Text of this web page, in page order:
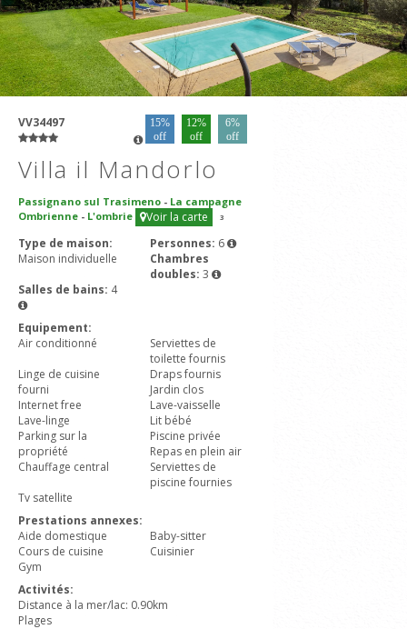
VV34497
15%
off
12%
off
6%
off
Villa il Mandorlo
Passignano sul Trasimeno - La campagne
Ombrienne - L'ombrie Voir la carte 3
Type de maison:
Maison individuelle
Personnes: 6
Chambres
doubles: 3
Salles de bains: 4
Equipement:
Air conditionné
Serviettes de
toilette fournis
Linge de cuisine
fourni
Draps fournis
Jardin clos
Internet free
Lave-vaisselle
Lave-linge
Lit bébé
Parking sur la
propriété
Piscine privée
Repas en plein air
Chauffage central
Serviettes de
piscine fournies
Tv satellite
Prestations annexes:
Aide domestique
Baby-sitter
Cours de cuisine
Cuisinier
Gym
Activités:
Distance à la mer/lac: 0.90km
Plages